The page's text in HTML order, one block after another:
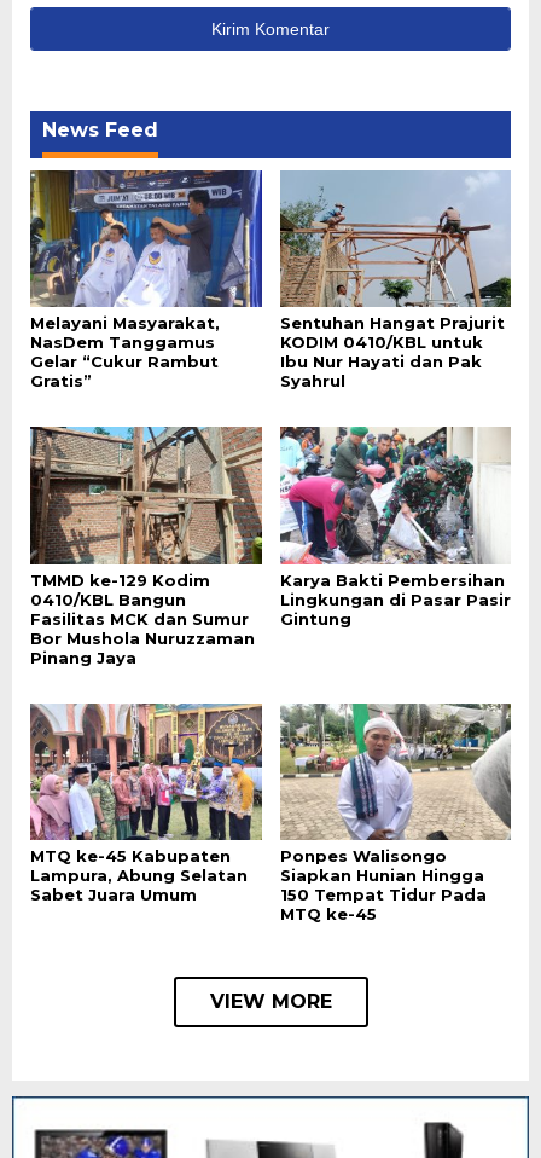
News Feed
Melayani Masyarakat,
NasDem Tanggamus
Gelar “Cukur Rambut
Gratis”
Sentuhan Hangat Prajurit
KODIM 0410/KBL untuk
Ibu Nur Hayati dan Pak
Syahrul
TMMD ke-129 Kodim
0410/KBL Bangun
Fasilitas MCK dan Sumur
Bor Mushola Nuruzzaman
Pinang Jaya
Karya Bakti Pembersihan
Lingkungan di Pasar Pasir
Gintung
MTQ ke-45 Kabupaten
Lampura, Abung Selatan
Sabet Juara Umum
Ponpes Walisongo
Siapkan Hunian Hingga
150 Tempat Tidur Pada
MTQ ke-45
VIEW MORE